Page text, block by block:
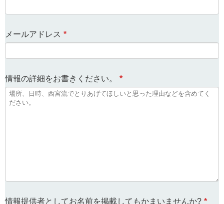
メールアドレス *
情報の詳細をお書きください。 *
情報提供者としてお名前を掲載してもかまいませんか? *